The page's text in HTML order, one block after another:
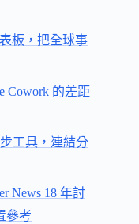
板，把全球事
Cowork 的差距
工具，連結分
News 18 年討
參考